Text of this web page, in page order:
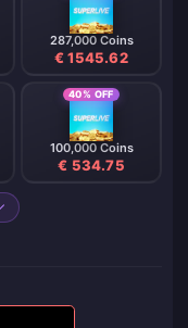
287,000 Coins
€ 1545.62
40% OFF
100,000 Coins
€ 534.75